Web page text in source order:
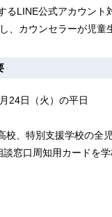
るLINE公式アカウント
、カウンセラーが児童
24日（火）の平日
校、特別支援学校の全
窓口周知用カードを